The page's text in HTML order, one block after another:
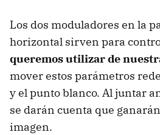
Los dos moduladores en la
horizontal sirven para
queremos utilizar de
mover estos parámetros
y el punto blanco. Al juntar
se darán cuenta que
imagen.